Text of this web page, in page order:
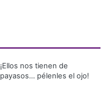
¡Ellos nos tienen de
payasos… pélenles el ojo!